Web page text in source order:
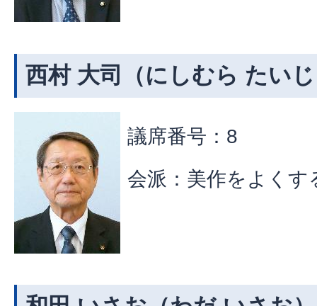
西村 大司（にしむら たい
議席番号：8
会派：美作をよくす